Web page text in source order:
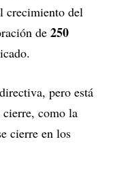
crecimiento del
de 250
pero está
cierre, como la
cierre en los